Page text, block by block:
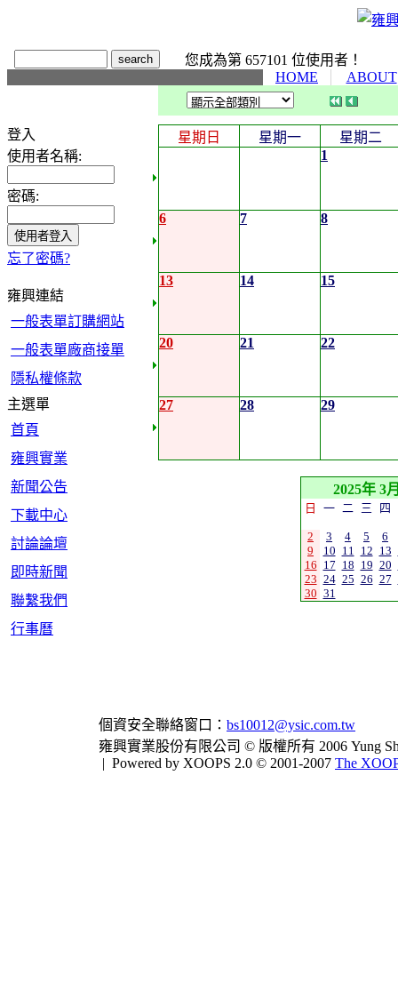
您成為第 657101 位使用者！
HOME
ABOUT
登入
使用者名稱:
密碼:
忘了密碼?
雍興連結
一般表單訂購網站
一般表單廠商接單
隱私權條款
主選單
首頁
雍興實業
新聞公告
下載中心
討論論壇
即時新聞
聯繫我們
行事曆
星期日 星期一
星期二
1
6 7 8
13 14 15
20 21 22
27 28 29
2025年 3
日 一 二 三 四
2 3 4 5
6
9
10 11 12 13
16 17 18 19 20
23 24 25 26 27
30 31
個資安全聯絡窗口： bs10012@ysic.com.tw
雍興實業股份有限公司 © 版權所有 2006 Yung
| Powered by XOOPS 2.0 © 2001-2007 The